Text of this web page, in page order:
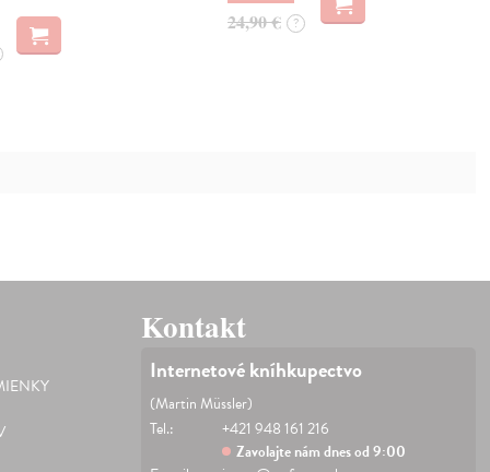
24,90 € ?
Kontakt
Internetové kníhkupectvo
(Martin Müssler)
Tel.:
+421 948 161 216
Zavolajte nám dnes od 9:00